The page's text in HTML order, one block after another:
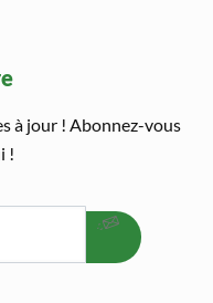
à jour ! Abonnez-vous
!